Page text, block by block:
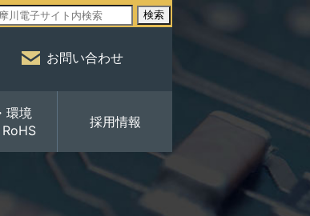
検索
お問い合わせ
環境
採用情報